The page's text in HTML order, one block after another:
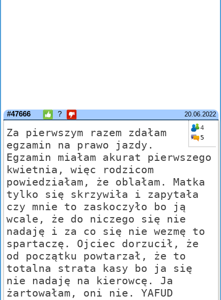
20.06.2022
#47666 ?
4
5
Za pierwszym razem zdałam
egzamin na prawo jazdy.
Egzamin miałam akurat pierwszego
kwietnia, więc rodzicom
powiedziałam, że oblałam. Matka
tylko się skrzywiła i zapytała
czy mnie to zaskoczyło bo ją
wcale, że do niczego się nie
nadaję i za co się nie wezmę to
spartaczę. Ojciec dorzucił, że
od początku powtarzał, że to
totalna strata kasy bo ja się
nie nadaję na kierowcę. Ja
żartowałam, oni nie. YAFUD